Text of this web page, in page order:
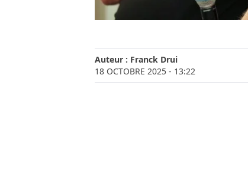
Auteur : Franck Drui
18 OCTOBRE 2025 - 13:22